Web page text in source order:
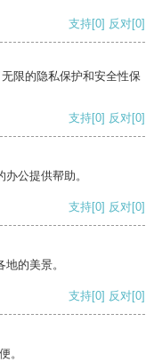
支持[0] 反对[0]
限的隐私保护和安全性保
支持[0] 反对[0]
公提供帮助。
支持[0] 反对[0]
的美景。
支持[0] 反对[0]
。